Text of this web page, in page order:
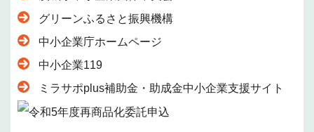
グリーンふるさと振興機構
中小企業庁ホームページ
中小企業119
ミラサポplus補助金・助成金中小企業支援サイト